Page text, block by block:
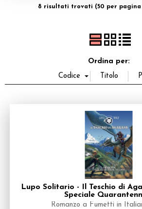
Accessori8 risultati trovati (50 per pagina
Ordina per:
Lupo Solitario - Il Teschio di
Speciale
Romanzo a Fumetti in